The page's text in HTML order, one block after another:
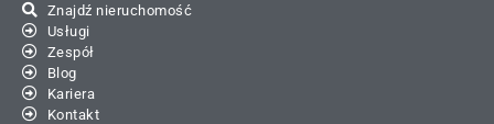
Znajdź nieruchomość
Usługi
Zespół
Blog
Kariera
Kontakt